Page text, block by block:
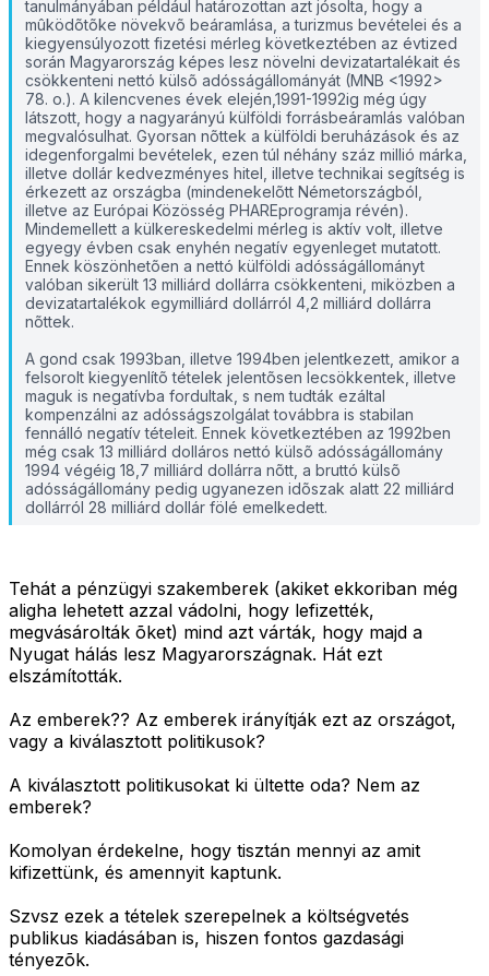
tanulmányában például határozottan azt jósolta, hogy a
mûködõtõke növekvõ beáramlása, a turizmus bevételei és a
kiegyensúlyozott fizetési mérleg következtében az évtized
során Magyarország képes lesz növelni devizatartalékait és
csökkenteni nettó külsõ adósságállományát (MNB <1992>
78. o.). A kilencvenes évek elején,1991-1992­ig még úgy
látszott, hogy a nagyarányú külföldi forrásbeáramlás valóban
megvalósulhat. Gyorsan nõttek a külföldi beruházások és az
idegenforgalmi bevételek, ezen túl néhány száz millió márka,
illetve dollár kedvezményes hitel, illetve technikai segítség is
érkezett az országba (mindenekelõtt Németországból,
illetve az Európai Közösség PHARE­programja révén).
Mindemellett a külkereskedelmi mérleg is aktív volt, illetve
egy­egy évben csak enyhén negatív egyenleget mutatott.
Ennek köszönhetõen a nettó külföldi adósságállományt
valóban sikerült 13 milliárd dollárra csökkenteni, miközben a
devizatartalékok egymilliárd dollárról 4,2 milliárd dollárra
nõttek.
A gond csak 1993­ban, illetve 1994­ben jelentkezett, amikor a
felsorolt kiegyenlítõ tételek jelentõsen lecsökkentek, illetve
maguk is negatívba fordultak, s nem tudták ezáltal
kompenzálni az adósságszolgálat továbbra is stabilan
fennálló negatív tételeit. Ennek következtében az 1992­ben
még csak 13 milliárd dolláros nettó külsõ adósságállomány
1994 végéig 18,7 milliárd dollárra nõtt, a bruttó külsõ
adósságállomány pedig ugyanezen idõszak alatt 22 milliárd
dollárról 28 milliárd dollár fölé emelkedett.
Tehát a pénzügyi szakemberek (akiket ekkoriban még
aligha lehetett azzal vádolni, hogy lefizették,
megvásárolták õket) mind azt várták, hogy majd a
Nyugat hálás lesz Magyarországnak. Hát ezt
elszámították.
Az emberek?? Az emberek irányítják ezt az országot,
vagy a kiválasztott politikusok?
A kiválasztott politikusokat ki ültette oda? Nem az
emberek?
Komolyan érdekelne, hogy tisztán mennyi az amit
kifizettünk, és amennyit kaptunk.
Szvsz ezek a tételek szerepelnek a költségvetés
publikus kiadásában is, hiszen fontos gazdasági
tényezõk.